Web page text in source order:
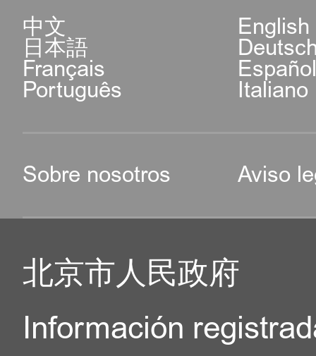
expedido por el
de seguridad, el
de nacionalidad o
Certificado de
La residencia habitual
solicitante ha vivido
distrito Haidian pueden
Dirección: No.73, calle
(piso 2,Centro de
Humanos de
17:00, de lunes a viernes.
Contacto: +86-10-
中文 English
日本語
Français
Português Italiano
Sobre nosotros Aviso
北京市人民政府
Información